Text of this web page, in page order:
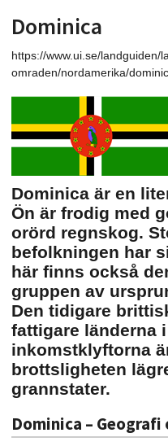
Dominica
https://www.ui.se/landguiden/
omraden/nordamerika/
Dominica är en
Ön är frodig med
orörd regnskog.
befolkningen har
här finns också
gruppen av
Den tidigare
fattigare länderna
inkomstklyftorna
brottsligheten
grannstater.
Dominica –